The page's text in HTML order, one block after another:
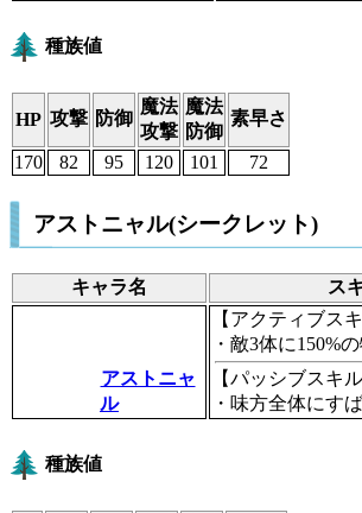
種族値
HP 攻撃 防御
魔法
攻撃
魔法
防御
素早さ
170 82 95 120 101 72
アストニャル(シークレット)
キャラ名 ス
アストニャ
ル
【アクティブスキ
・敵3体に150%
【パッシブスキル
・味方全体にす
種族値